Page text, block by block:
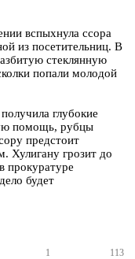
вспыхнула ссора
из посетительниц. В
стеклянную
попали молодой
глубокие
помощь, рубцы
предстоит
Хулигану грозит до
прокуратуре
будет
1 113